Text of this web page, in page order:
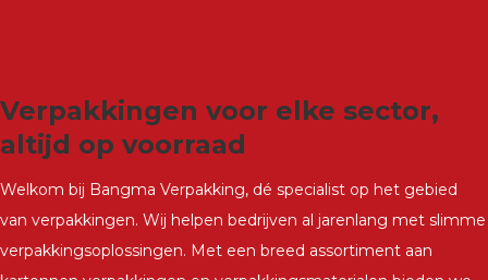
Verpakkingen voor elke sector,
altijd op voorraad
Welkom bij Bangma Verpakking, dé specialist op het gebied
van verpakkingen. Wij helpen bedrijven al jarenlang met slimme
verpakkingsoplossingen. Met een breed assortiment aan